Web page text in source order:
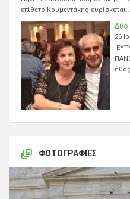
επίθετο Κουμεντάκης ευρίσκεται…
Δύο
26
ΦΩΤΟΓΡΑΦΊΕΣ